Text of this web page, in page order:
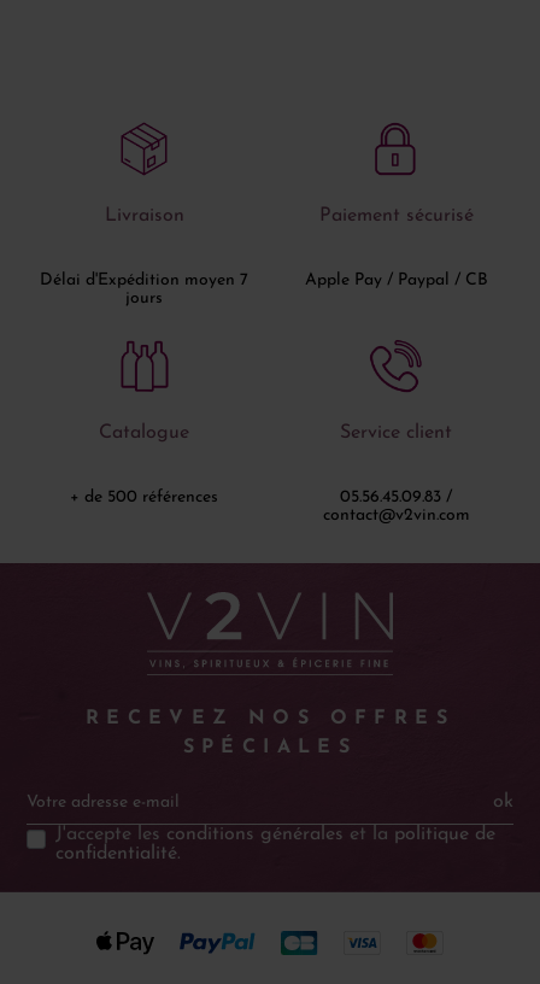
Livraison
Délai d'Expédition moyen 7
jours
Paiement sécurisé
Apple Pay / Paypal / CB
Catalogue
+ de 500 références
Service client
05.56.45.09.83 /
contact@v2vin.com
RECEVEZ NOS OFFRES
SPÉCIALES
ok
J'accepte les conditions générales et la politique de
confidentialité.